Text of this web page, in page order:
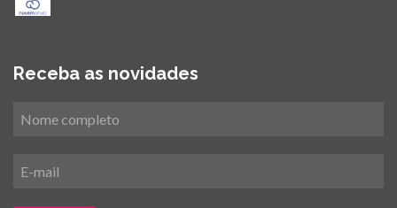
Receba as novidades